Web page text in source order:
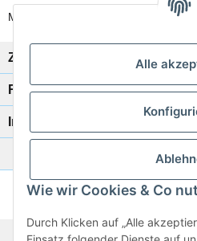
Alle
Wie wir Cookies & Co
Durch Klicken auf „Alle
Mo-Fr: 8:00 Uhr - 17:00 Uhr
Zahlung/Versand
Rechtliches
Informationen
Katalog zur
Zur
Noch kein